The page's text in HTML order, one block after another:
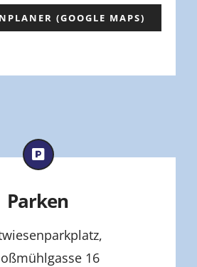
(GOOGLE MAPS)
Parken
16